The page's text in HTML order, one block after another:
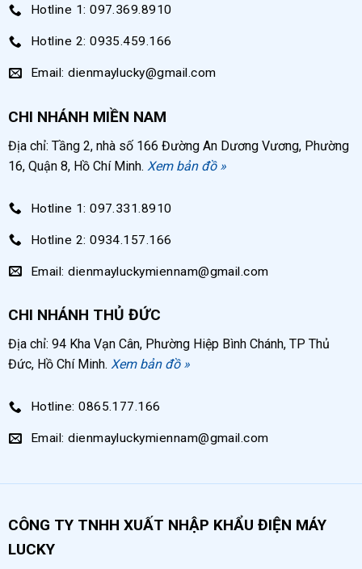
Hotline 1: 097.369.8910
Hotline 2: 0935.459.166
Email: dienmaylucky@gmail.com
CHI NHÁNH MIỀN NAM
Địa chỉ: Tầng 2, nhà số 166 Đường An Dương Vương, Phường
16, Quận 8, Hồ Chí Minh. Xem bản đồ »
Hotline 1: 097.331.8910
Hotline 2: 0934.157.166
Email: dienmayluckymiennam@gmail.com
CHI NHÁNH THỦ ĐỨC
Địa chỉ: 94 Kha Vạn Cân, Phường Hiệp Bình Chánh, TP Thủ
Đức, Hồ Chí Minh. Xem bản đồ »
Hotline: 0865.177.166
Email: dienmayluckymiennam@gmail.com
CÔNG TY TNHH XUẤT NHẬP KHẨU ĐIỆN MÁY
LUCKY